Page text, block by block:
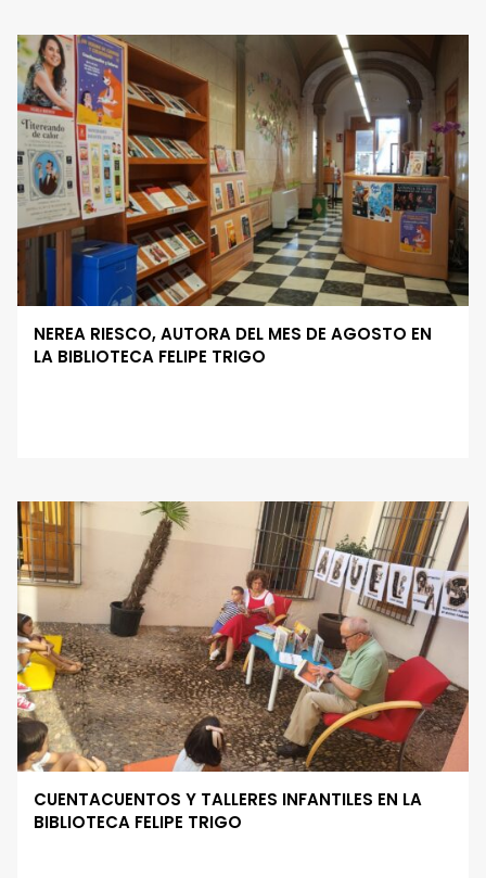
NEREA RIESCO, AUTORA DEL MES DE AGOSTO EN
LA BIBLIOTECA FELIPE TRIGO
CUENTACUENTOS Y TALLERES INFANTILES EN LA
BIBLIOTECA FELIPE TRIGO